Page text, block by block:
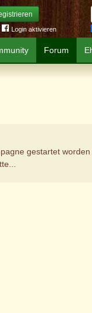
Login aktivieren
Forum
gestartet worden